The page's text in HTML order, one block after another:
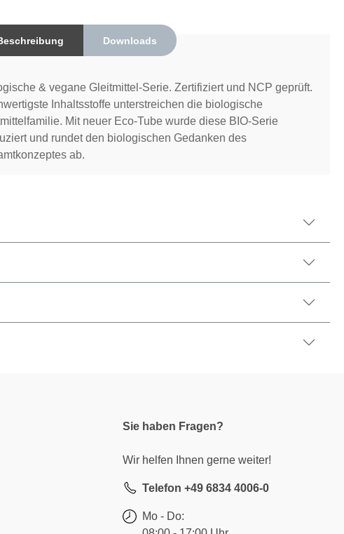
Downloads
& vegane Gleitmittel-Serie. Zertifiziert und NCP geprüft.
Inhaltsstoffe unterstreichen die biologische
Mit neuer Eco-Tube wurde diese BIO-Serie
und rundet den biologischen Gedanken des
ab.
Sie haben Fragen?
Wir helfen Ihnen gerne weiter!
Telefon +49 6834 4006-0
Mo - Do: